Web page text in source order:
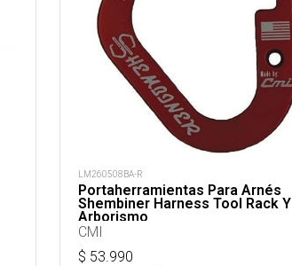
LM260508BA-R
Portaherramientas Para Arnés
Shembiner Harness Tool Rack Y
Arborismo
CMI
$ 53.990